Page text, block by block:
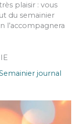
plaisir : vous
du semainier
l’accompagnera
journal